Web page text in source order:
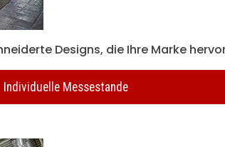
Designs, die Ihre Marke
Individuelle Messestande